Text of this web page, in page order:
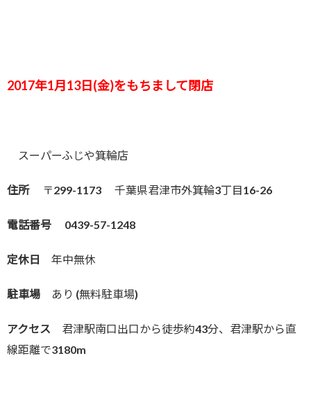
2017年1月13日(金)をもちまして閉店
スーパーふじや箕輪店
住所〒299-1173 千葉県君津市外箕輪3丁目16-26
電話番号 0439-57-1248
定休日 年中無休
駐車場 あり (無料駐車場)
アクセス 君津駅南口出口から徒歩約43分、君津駅から直
線距離で3180m